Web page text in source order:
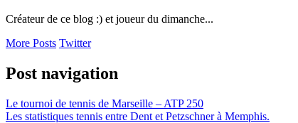
Créateur de ce blog :) et joueur du dimanche...
More Posts Twitter
Post navigation
Le tournoi de tennis de Marseille – ATP 250
Les statistiques tennis entre Dent et Petzschner à Memphis.